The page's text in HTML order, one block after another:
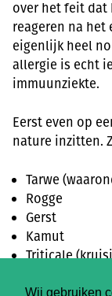
Wij gebruiken
over het feit dat
reageren na
eigenlijk heel
allergie is echt
immuunziekte.
Eerst even op
nature inzitten.
Tarwe
Rogge
Gerst
Kamut
Triticale